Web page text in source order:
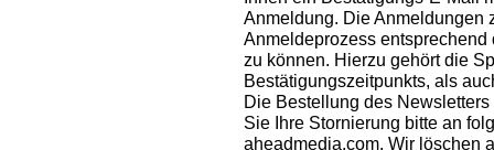
Anmeldung. Die Anmeldungen
Anmeldeprozess
zu können. Hierzu gehört die
Bestätigungszeitpunkts, als
Die Bestellung des
Sie Ihre Stornierung bitte an
aheadmedia.com. Wir löschen